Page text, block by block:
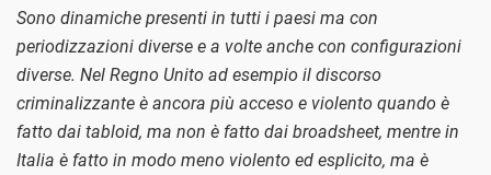
Sono dinamiche presenti in tutti i paesi ma con
periodizzazioni diverse e a volte anche con configurazioni
diverse. Nel Regno Unito ad esempio il discorso
criminalizzante è ancora più acceso e violento quando è
fatto dai tabloid, ma non è fatto dai broadsheet, mentre in
Italia è fatto in modo meno violento ed esplicito, ma è